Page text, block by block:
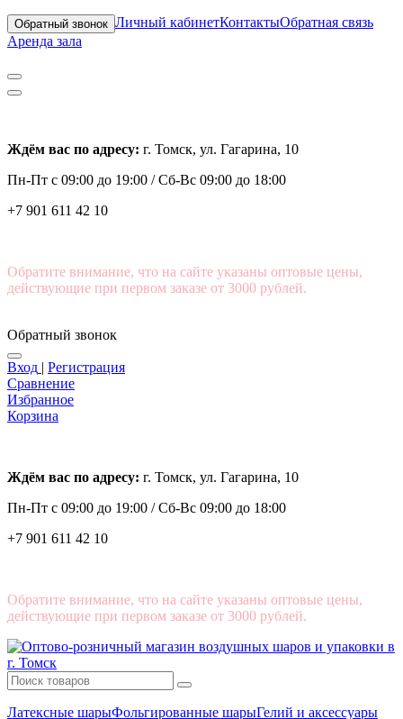
Обратный звонок Личный кабинетКонтактыОбратная связь
Аренда зала
Ждём вас по адресу: г. Томск, ул. Гагарина, 10
Пн-Пт с 09:00 до 19:00 /Сб-Вс 09:00 до 18:00
+7 901 611 42 10
Обратите внимание, что на сайте указаны оптовые цены,
действующие при первом заказе от 3000 рублей.
Обратный звонок
Вход | Регистрация
Сравнение
Избранное
Корзина
Ждём вас по адресу: г. Томск, ул. Гагарина, 10
Пн-Пт с 09:00 до 19:00 /Сб-Вс 09:00 до 18:00
+7 901 611 42 10
Обратите внимание, что на сайте указаны оптовые цены,
действующие при первом заказе от 3000 рублей.
Латексные шарыФольгированные шарыГелий и аксессуары